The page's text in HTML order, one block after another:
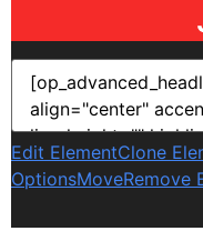
Edit ElementClone
OptionsMoveRemove